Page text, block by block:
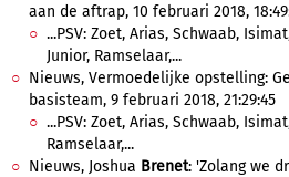
aan de aftrap, 10 februari 2018,
...PSV: Zoet, Arias, Schwaab,
Junior, Ramselaar,...
Nieuws, Vermoedelijke opstelling:
basisteam, 9 februari 2018, 21:29:45
...PSV: Zoet, Arias, Schwaab,
Ramselaar,...
Nieuws, Joshua Brenet: 'Zolang we